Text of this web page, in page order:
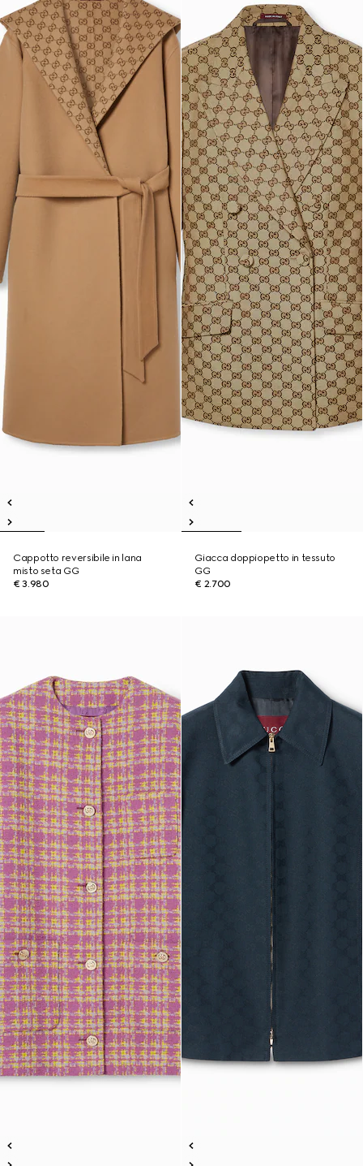
Cappotto reversibile in lana
misto seta GG
€ 3.980
Giacca doppiopetto in tessuto
GG
€ 2.700